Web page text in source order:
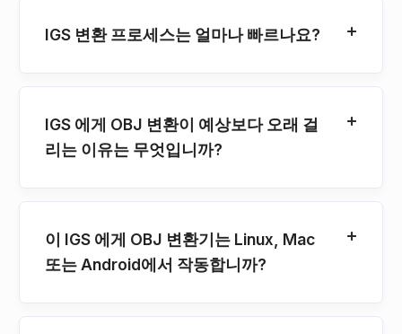
IGS 변환 프로세스는 얼마나 빠르나요?
IGS 에게 OBJ 변환이 예상보다 오래 걸
리는 이유는 무엇입니까?
이 IGS 에게 OBJ 변환기는 Linux, Mac
또는 Android에서 작동합니까?